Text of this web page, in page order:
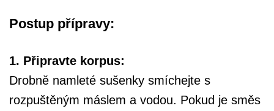
Postup přípravy:
1. Připravte korpus:
Drobně namleté sušenky smíchejte s
rozpuštěným máslem a vodou. Pokud je směs